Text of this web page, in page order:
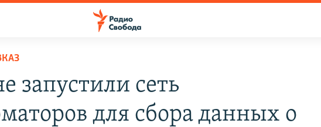
запустили сеть
для сбора данных о